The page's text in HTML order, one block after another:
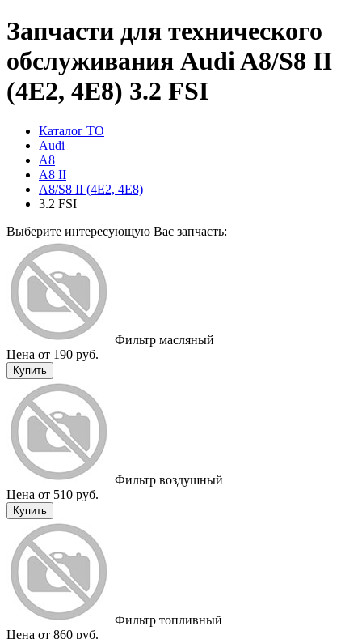
Запчасти для технического
обслуживания Audi A8/S8 II
(4E2, 4E8) 3.2 FSI
Каталог ТО
Audi
A8
A8 II
A8/S8 II (4E2, 4E8)
3.2 FSI
Выберите интересующую Вас запчасть:
Фильтр масляный
Цена от 190 руб.
Купить
Фильтр воздушный
Цена от 510 руб.
Купить
Фильтр топливный
Цена от 860 руб.